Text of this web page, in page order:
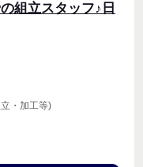
組立スタッフ♪日
・加工等)